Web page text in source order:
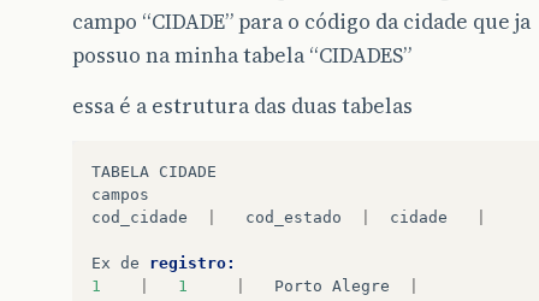
campo “CIDADE” para o código da cidade que ja
possuo na minha tabela “CIDADES”
essa é a estrutura das duas tabelas
TABELA
CIDADE
campos
cod_cidade
cod_estado cidade
Ex de
registro:
1
1 Porto Alegre